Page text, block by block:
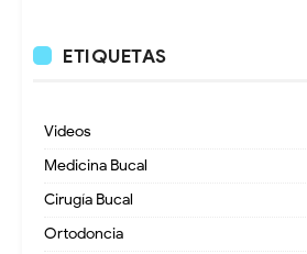
ETIQUETAS
Videos
Medicina Bucal
Cirugía Bucal
Ortodoncia